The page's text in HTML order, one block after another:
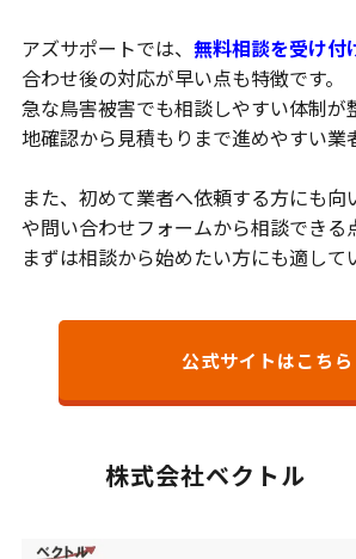
アズサポートでは、 無料相談を受け付
合わせ後の対応が早い点も特徴です。
急な鳥害被害でも相談しやすい体制が
地確認から見積もりまで進めやすい業
また、初めて業者へ依頼する方にも向
や問い合わせフォームから相談できる
まずは相談から始めたい方にも適して
公式サイトはこちら
株式会社ベクトル